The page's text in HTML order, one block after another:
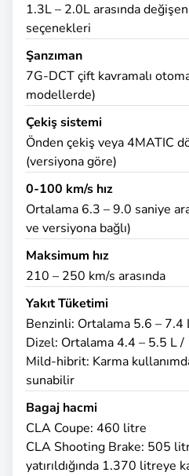
1.3L – 2.0L arasında
seçenekleri
Şanzıman
7G-DCT çift kavramalı
modellerde)
Çekiş sistemi
Önden çekiş veya 4MATIC
(versiyona göre)
0-100 km/s hız
Ortalama 6.3 – 9.0 saniye
ve versiyona bağlı)
Maksimum hız
210 – 250 km/s arasında
Yakıt Tüketimi
Benzinli: Ortalama 5.6 – 7.4
Dizel: Ortalama 4.4 – 5.5 L
Mild-hibrit: Karma
sunabilir
Bagaj hacmi
CLA Coupe: 460 litre
CLA Shooting Brake: 505
yatırıldığında 1.370 litreye